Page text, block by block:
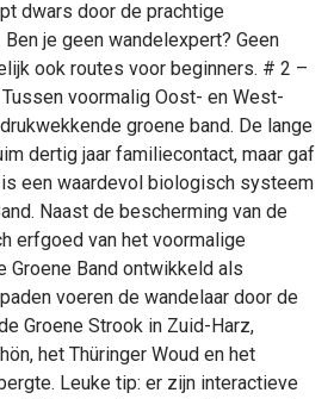
dwars door de prachtige
je geen wandelexpert? Geen
ook routes voor beginners. # 2 –
voormalig Oost- en West-
groene band. De lange
dertig jaar familiecontact, maar gaf
een waardevol biologisch systeem
Naast de bescherming van de
erfgoed van het voormalige
Groene Band ontwikkeld als
voeren de wandelaar door de
Groene Strook in Zuid-Harz,
het Thüringer Woud en het
Leuke tip: er zijn interactieve